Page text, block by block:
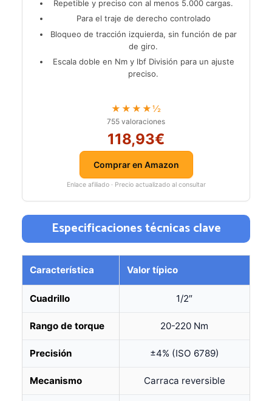
Repetible y preciso con al menos 5.000 cargas.
Para el traje de derecho controlado
Bloqueo de tracción izquierda, sin función de par
de giro.
Escala doble en Nm y lbf División para un ajuste
preciso.
★★★★½
755 valoraciones
118,93€
Comprar en Amazon
Enlace afiliado · Precio actualizado al consultar
Especificaciones técnicas clave
Característica Valor típico
Cuadrillo 1/2″
Rango de torque 20-220 Nm
Precisión ±4% (ISO 6789)
Mecanismo Carraca reversible